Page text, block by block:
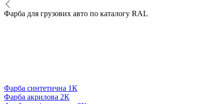
Фарба для грузових авто по каталогу RAL
Фарба синтетична 1К
Фарба акрилова 2К